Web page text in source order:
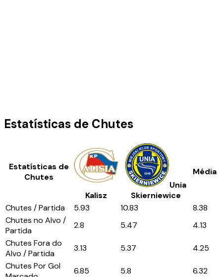
Estatísticas de Chutes
Estatísticas de
Chutes
Kalisz
Unia
Skierniewice
Média
Chutes / Partida 5.93 10.83
8.38
Chutes no Alvo /
Partida
2.8 5.47
4.13
Chutes Fora do
Alvo / Partida
3.13 5.37
4.25
Chutes Por Gol
6.85 5.8 6.32